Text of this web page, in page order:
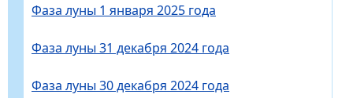
Фаза луны 1 января 2025 года
Фаза луны 31 декабря 2024 года
Фаза луны 30 декабря 2024 года